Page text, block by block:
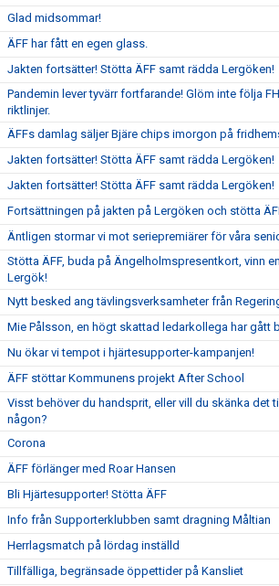
Glad midsommar!
ÄFF har fått en egen glass.
Jakten fortsätter! Stötta ÄFF samt rädda Lergöken!
Pandemin lever tyvärr fortfarande! Glöm inte följa
riktlinjer.
ÄFFs damlag säljer Bjäre chips imorgon på
Jakten fortsätter! Stötta ÄFF samt rädda Lergöken!
Jakten fortsätter! Stötta ÄFF samt rädda Lergöken!
Fortsättningen på jakten på Lergöken och stötta
Äntligen stormar vi mot seriepremiärer för våra
Stötta ÄFF, buda på Ängelholmspresentkort, vinn en
Lergök!
Nytt besked ang tävlingsverksamheter från
Mie Pålsson, en högt skattad ledarkollega har gått
Nu ökar vi tempot i hjärtesupporter-kampanjen!
ÄFF stöttar Kommunens projekt After School
Visst behöver du handsprit, eller vill du skänka det
någon?
Corona
ÄFF förlänger med Roar Hansen
Bli Hjärtesupporter! Stötta ÄFF
Info från Supporterklubben samt dragning Måltian
Herrlagsmatch på lördag inställd
Tillfälliga, begränsade öppettider på Kansliet